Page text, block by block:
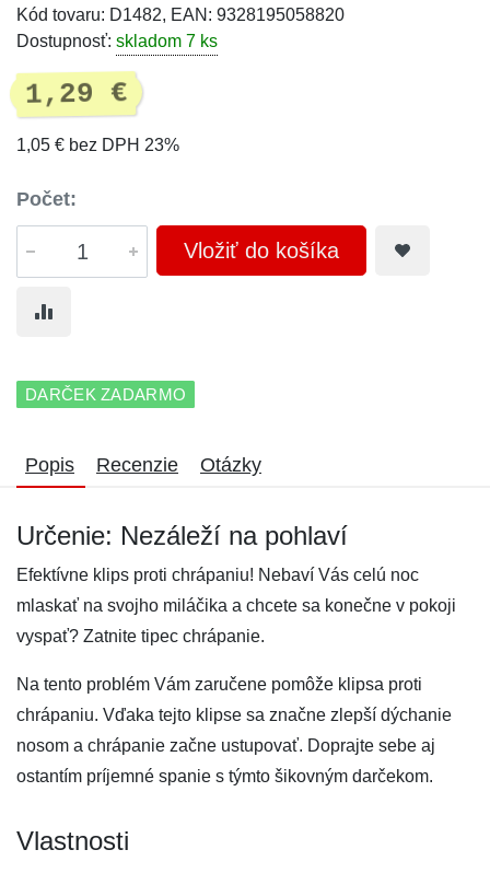
Kód tovaru: D1482, EAN: 9328195058820
Dostupnosť: skladom 7 ks
1,29 €
1,05 € bez DPH 23%
Počet:
Vložiť do košíka
DARČEK ZADARMO
Popis Recenzie Otázky
Určenie: Nezáleží na pohlaví
Efektívne klips proti chrápaniu! Nebaví Vás celú noc
mlaskať na svojho miláčika a chcete sa konečne v pokoji
vyspať? Zatnite tipec chrápanie.
Na tento problém Vám zaručene pomôže klipsa proti
chrápaniu. Vďaka tejto klipse sa značne zlepší dýchanie
nosom a chrápanie začne ustupovať. Doprajte sebe aj
ostantím príjemné spanie s týmto šikovným darčekom.
Vlastnosti